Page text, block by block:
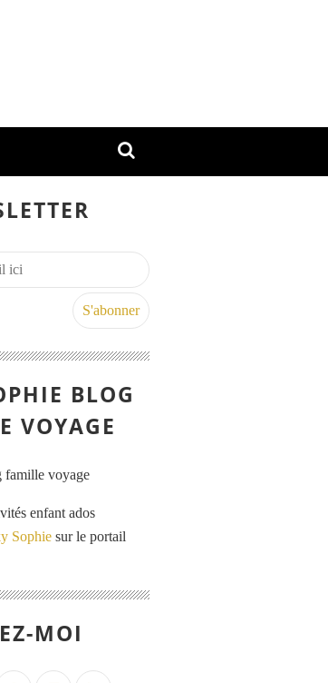
BLOG
VOYAGE
enfant ados
Sophie sur le portail
MOI